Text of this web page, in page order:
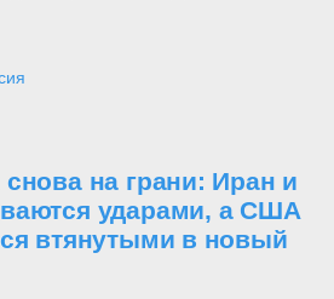
на грани: Иран и
ударами, а США
втянутыми в новый